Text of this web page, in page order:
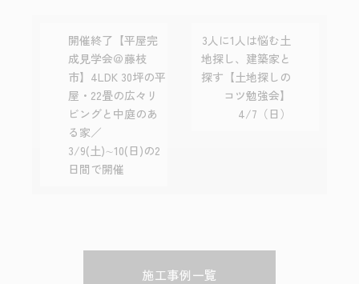
開催終了【平屋完
成見学会＠藤枝
市】4LDK 30坪の平
屋・22畳の広々リ
ビングと中庭のあ
る家／
3/9(土)∼10(日)の2
日間で開催
3人に1人は悩む土
地探し、建築家と
探す【土地探しの
コツ勉強会】
4/7（日）
施工事例一覧